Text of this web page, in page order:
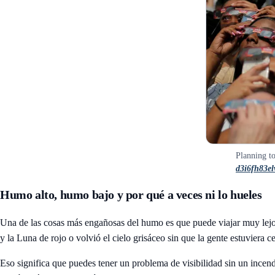
Planning
Humo alto, humo bajo y por qué a veces ni lo hueles
Una de las cosas más engañosas del humo es que puede viajar muy
y la Luna de rojo o volvió el cielo grisáceo sin que la gente estuviera
Eso significa que puedes tener un problema de visibilidad sin un